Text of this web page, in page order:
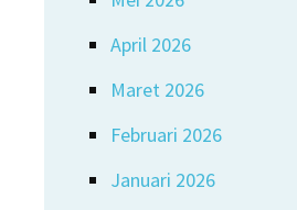
April 2026
Maret 2026
Februari 2026
Januari 2026